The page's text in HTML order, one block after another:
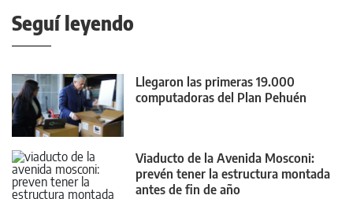
Seguí leyendo
Llegaron las primeras 19.000
computadoras del Plan Pehuén
Viaducto de la Avenida Mosconi:
prevén tener la estructura montada
antes de fin de año